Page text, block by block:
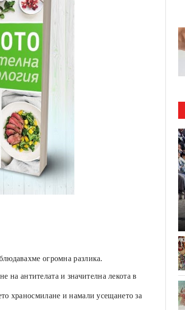
огромна разлика.
на антителата и значителна лекота в
храносмилане и намали усещането за